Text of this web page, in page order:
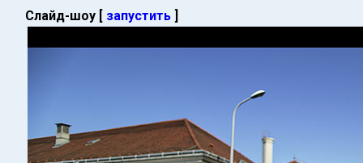
Слайд-шоу [ запустить ]